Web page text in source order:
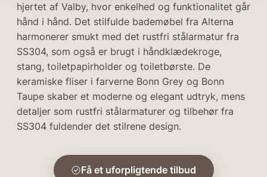
hjertet af Valby, hvor enkelhed og funktionalitet går
hånd i hånd. Det stilfulde bademøbel fra Alterna
harmonerer smukt med det rustfri stålarmatur fra
SS304, som også er brugt i håndklædekroge,
stang, toiletpapirholder og toiletbørste. De
keramiske fliser i farverne Bonn Grey og Bonn
Taupe skaber et moderne og elegant udtryk, mens
detaljer som rustfri stålarmaturer og tilbehør fra
SS304 fuldender det stilrene design.
Få et uforpligtende tilbud